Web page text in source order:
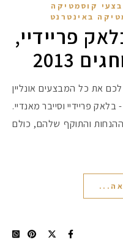
קוסמטיקה
באינטרנט
פריידיי,
2013
פריידיי וסייבר מאנדיי.
והתוקף שלהם, כולם